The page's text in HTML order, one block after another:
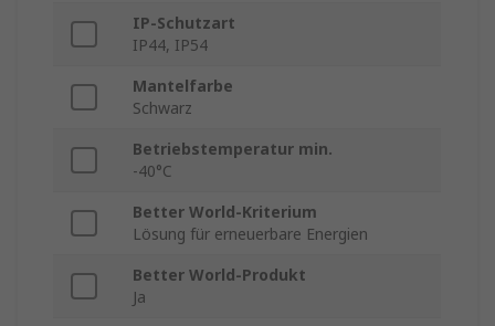
IP-Schutzart
IP44, IP54
Mantelfarbe
Schwarz
Betriebstemperatur min.
-40°C
Better World-Kriterium
Lösung für erneuerbare Energien
Better World-Produkt
Ja